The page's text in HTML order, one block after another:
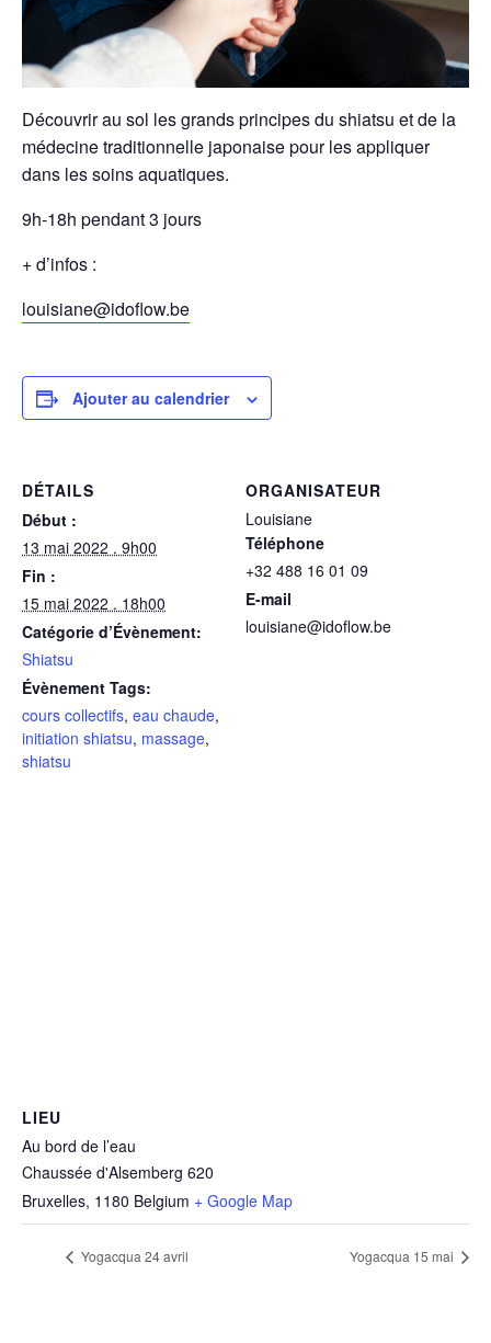
Découvrir au sol les grands principes du shiatsu et de la
médecine traditionnelle japonaise pour les appliquer
dans les soins aquatiques.
9h-18h pendant 3 jours
+ d’infos :
louisiane@idoflow.be
Ajouter au calendrier
DÉTAILS
Début :
13 mai 2022 . 9h00
Fin :
15 mai 2022 . 18h00
Catégorie d’Évènement:
Shiatsu
Évènement Tags:
cours collectifs, eau chaude,
initiation shiatsu, massage,
shiatsu
ORGANISATEUR
Louisiane
Téléphone
+32 488 16 01 09
E-mail
louisiane@idoflow.be
LIEU
Au bord de l’eau
Chaussée d'Alsemberg 620
Bruxelles, 1180 Belgium + Google Map
Yogacqua 24 avril Yogacqua 15 mai